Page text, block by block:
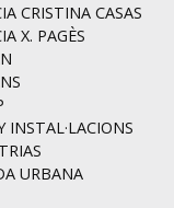
CRISTINA CASAS
X. PAGÈS
INSTAL·LACIONS
URBANA